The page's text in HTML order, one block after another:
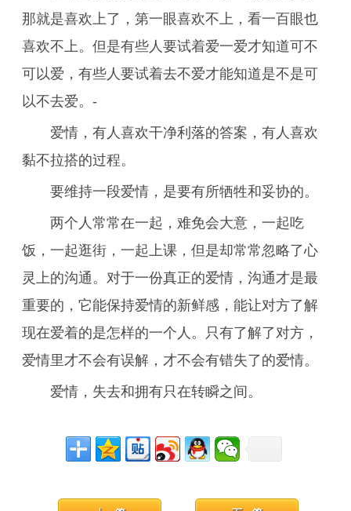
那就是喜欢上了，第一眼喜欢不上，看一百眼也
喜欢不上。但是有些人要试着爱一爱才知道可不
可以爱，有些人要试着去不爱才能知道是不是可
以不去爱。-
爱情，有人喜欢干净利落的答案，有人喜欢
黏不拉搭的过程。
要维持一段爱情，是要有所牺牲和妥协的。
两个人常常在一起，难免会大意，一起吃
饭，一起逛街，一起上课，但是却常常忽略了心
灵上的沟通。对于一份真正的爱情，沟通才是最
重要的，它能保持爱情的新鲜感，能让对方了解
现在爱着的是怎样的一个人。只有了解了对方，
爱情里才不会有误解，才不会有错失了的爱情。
爱情，失去和拥有只在转瞬之间。